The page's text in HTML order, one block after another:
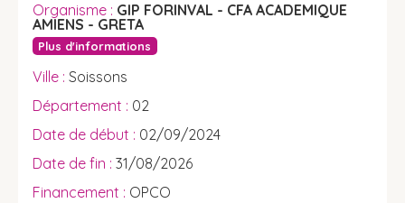
GIP FORINVAL - CFA ACADEMIQUE
AMIENS - GRETA
Plus d'informations
Soissons
02
02/09/2024
31/08/2026
OPCO